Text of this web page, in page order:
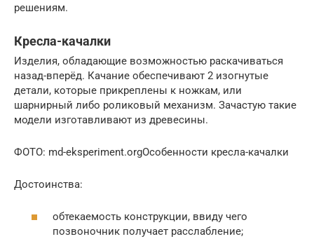
решениям.
Кресла-качалки
Изделия, обладающие возможностью раскачиваться
назад-вперёд. Качание обеспечивают 2 изогнутые
детали, которые прикреплены к ножкам, или
шарнирный либо роликовый механизм. Зачастую такие
модели изготавливают из древесины.
ФОТО: md-eksperiment.orgОсобенности кресла-качалки
Достоинства:
обтекаемость конструкции, ввиду чего
позвоночник получает расслабление;